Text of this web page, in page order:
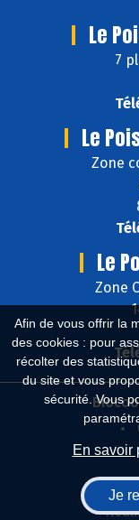
Afin de vous offrir la
des cookies : pour
récolter des
du site et vous
sécurité. Vous
En savoir
Je
Le
7
Le
Zone
Le
Zone